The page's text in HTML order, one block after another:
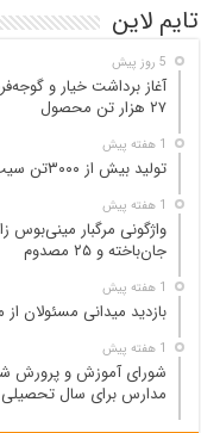
تایم لاین
5 روز پیش
آغاز برداشت خیار و
۲۷ هزار تن محصول
1 هفته پیش
تولید بیش از ۳۰۰۰تن سیب و گلابی در شهرستان کوهسرخ
1 هفته پیش
جان‌باخته و ۲۵ مصدوم
1 هفته پیش
بازدید میدانی مسئولان
1 هفته پیش
شورای آموزش و پرورش
مدارس برای سال